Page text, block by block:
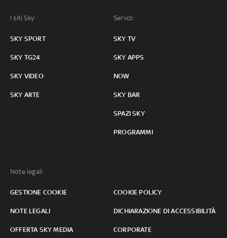
I siti Sky:
SKY SPORT
SKY TG24
SKY VIDEO
SKY ARTE
Servizi:
SKY TV
SKY APPS
NOW
SKY BAR
SPAZI SKY
PROGRAMMI
Note legali:
GESTIONE COOKIE COOKIE POLICY
NOTE LEGALI DICHIARAZIONE DI ACCESSIBILITÀ
OFFERTA SKY MEDIA CORPORATE